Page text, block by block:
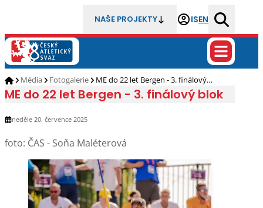
NAŠE PROJEKTY ISEN
Média Fotogalerie ME do 22 let Bergen - 3. finálový…
ME do 22 let Bergen - 3. finálový blok
neděle 20. července 2025
foto: ČAS - Soňa Maléterová